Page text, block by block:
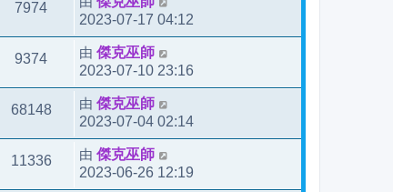
7974
2023-07-17 04:12
9374 由 傑克巫師
2023-07-10 23:16
68148 由 傑克巫師
2023-07-04 02:14
11336 由 傑克巫師
2023-06-26 12:19